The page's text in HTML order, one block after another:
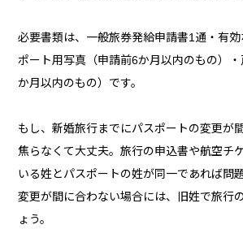
必要書類は、一般旅券発給申請書1通・有
ポート用写真（申請前6か月以内のもの）
か月以内のもの）です。
もし、新婚旅行までにパスポートの変更が
焦らなくて大丈夫。旅行の申込書や航空チ
いる姓とパスポートの姓が同一であれば問
変更が間に合わない場合には、旧姓で旅行
ょう。